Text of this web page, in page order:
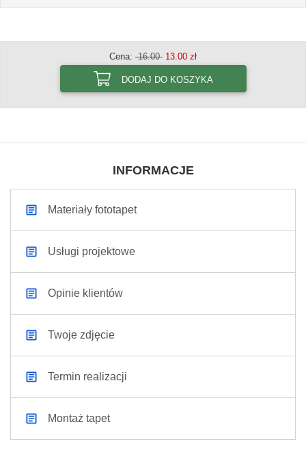
Cena: 16.00 13.00 zł
DODAJ DO KOSZYKA
INFORMACJE
Materiały fototapet
Usługi projektowe
Opinie klientów
Twoje zdjęcie
Termin realizacji
Montaż tapet